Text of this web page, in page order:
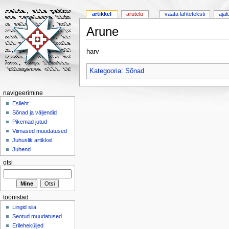
Arune
harv
Kategooria: Sõnad
artikkel arutelu vaata lähteteksti
navigeerimine
Esileht
Sõnad ja väljendid
Pikemad jutud
Viimased muudatused
Juhuslik artikkel
Juhend
otsi
tööriistad
Lingid siia
Seotud muudatused
Erileheküljed